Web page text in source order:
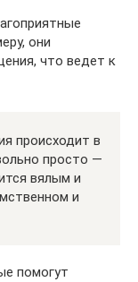
они
что ведет к
происходит в
просто —
вялым и
и
помогут